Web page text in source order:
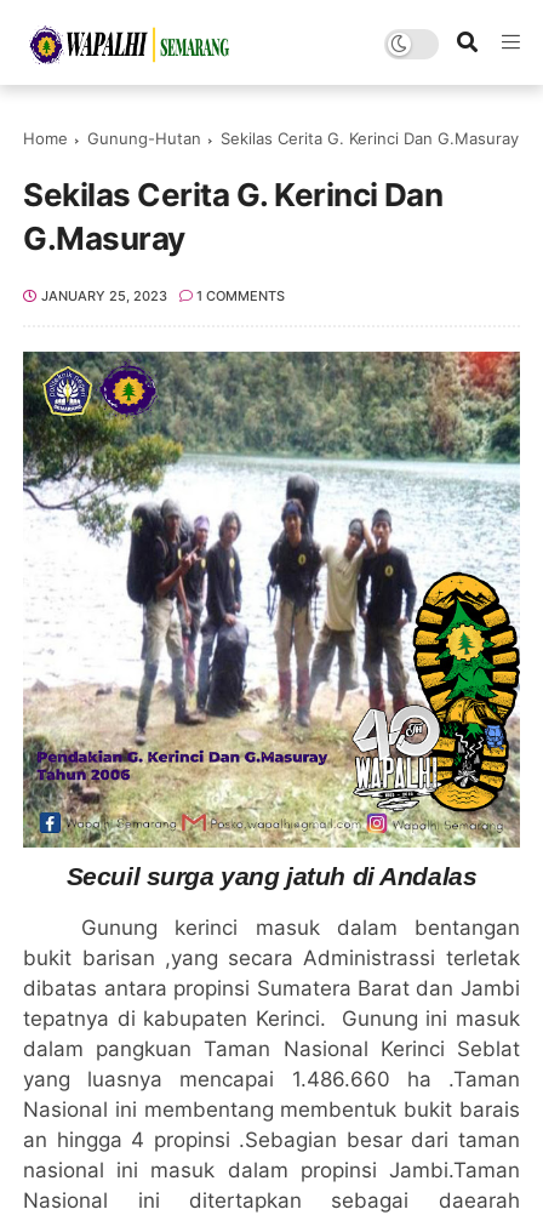
Home Gunung-Hutan Sekilas Cerita G. Kerinci Dan G.Masuray
Sekilas Cerita G. Kerinci Dan
G.Masuray
JANUARY 25, 2023 1 COMMENTS
Secuilsurga yang jatuh di Andalas
Gunung kerinci masuk dalam bentangan
bukit barisan ,yang secara Administrassi terletak
dibatas antara propinsi Sumatera Barat dan Jambi
tepatnya di kabupaten Kerinci. Gunung ini masuk
dalam pangkuan Taman Nasional Kerinci Seblat
yang luasnya mencapai 1.486.660 ha .Taman
Nasional ini membentang membentuk bukit barais
an hingga 4 propinsi .Sebagian besar dari taman
nasional ini masuk dalam propinsi Jambi.Taman
Nasional ini ditertapkan sebagai daearah